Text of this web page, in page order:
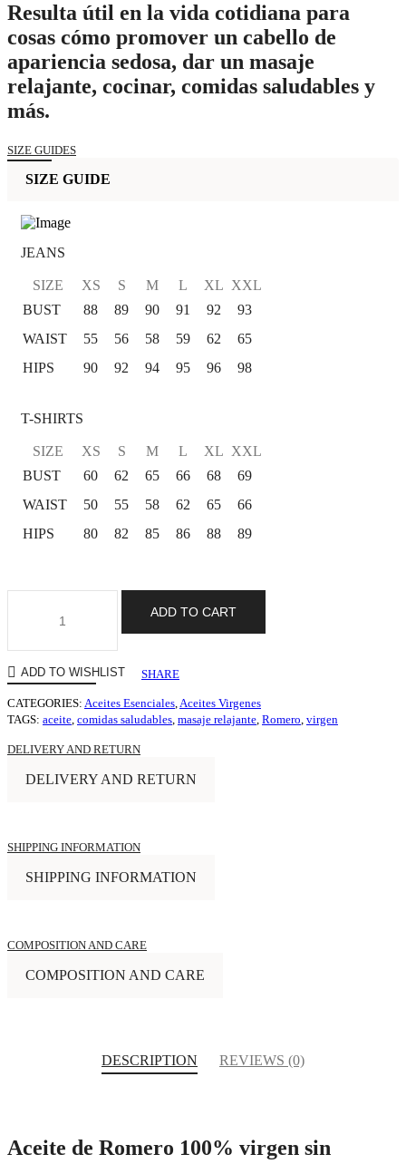
Resulta útil en la vida cotidiana para
cosas cómo promover un cabello de
apariencia sedosa, dar un masaje
relajante, cocinar, comidas saludables y
más.
SIZE GUIDES
SIZE GUIDE
JEANS
SIZE XS S M L XL XXL
BUST
88 89 90 91 92
93
WAIST
55 56 58 59 62
65
HIPS
90 92 94 95 96 98
T-SHIRTS
SIZE XS S M L XL XXL
BUST
60 62 65 66 68
69
WAIST
50 55 58 62 65
66
HIPS
80 82 85 86 88 89
ADD TO CART
ADD TO WISHLIST SHARE
CATEGORIES: Aceites Esenciales Aceites Virgenes
TAGS: aceite comidas saludables masaje relajante Romero virgen
DELIVERY AND RETURN
DELIVERY AND RETURN
SHIPPING INFORMATION
SHIPPING INFORMATION
COMPOSITION AND CARE
COMPOSITION AND CARE
DESCRIPTION REVIEWS (0)
Aceite de Romero 100% virgen sin